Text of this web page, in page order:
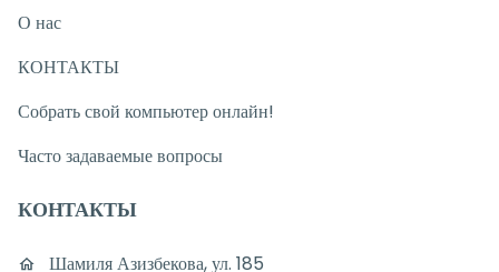
О нас
КОНТАКТЫ
Собрать свой компьютер онлайн!
Часто задаваемые вопросы
КОНТАКТЫ
Шамиля Азизбекова, ул. 185